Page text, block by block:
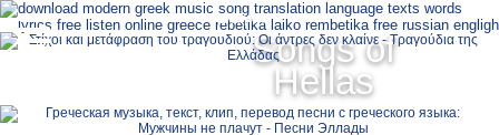
Songs of
Hellas
Ελληνικά
MENU